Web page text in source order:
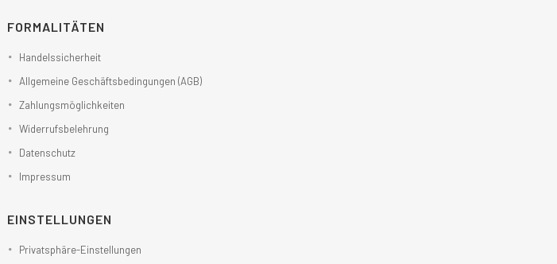
FORMALITÄTEN
Handelssicherheit
Allgemeine Geschäftsbedingungen (AGB)
Zahlungsmöglichkeiten
Widerrufsbelehrung
Datenschutz
Impressum
EINSTELLUNGEN
Privatsphäre-Einstellungen